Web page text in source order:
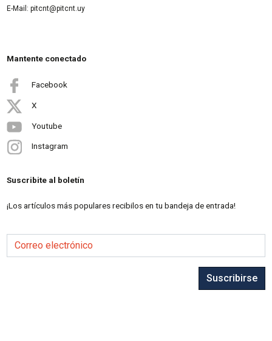
E-Mail: pitcnt@pitcnt.uy
Mantente conectado
Facebook
X
Youtube
Instagram
Suscribite al boletín
¡Los artículos más populares recibilos en tu bandeja de entrada!
Correo electrónico
Suscribirse